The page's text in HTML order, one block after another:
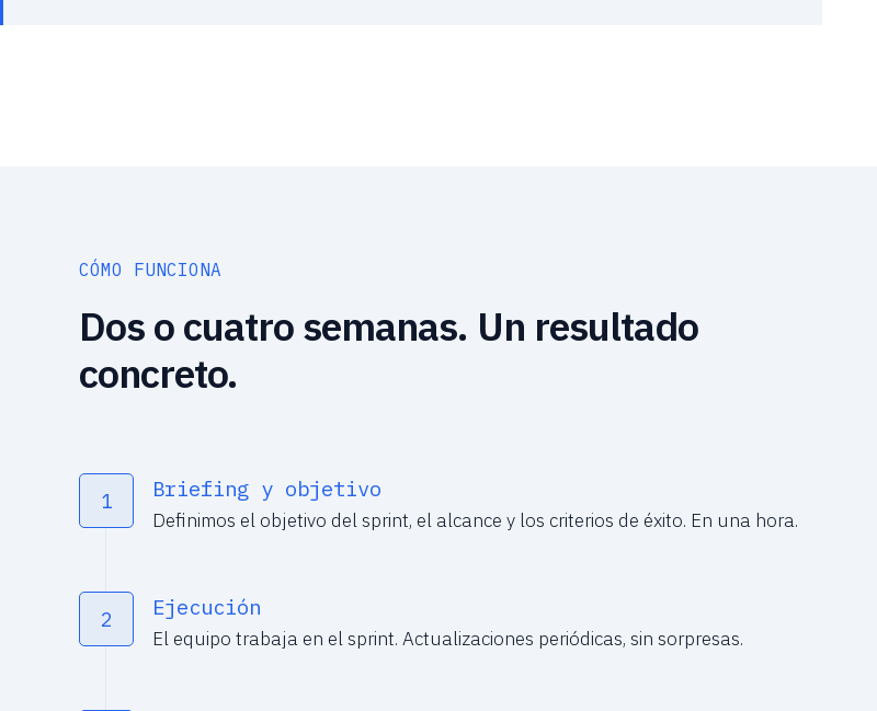
CÓMO FUNCIONA
Dos o cuatro semanas. Un resultado
concreto.
1 Briefing y objetivo
Definimos el objetivo del sprint, el alcance y los criterios de éxito. En una hora.
2 Ejecución
El equipo trabaja en el sprint. Actualizaciones periódicas, sin sorpresas.